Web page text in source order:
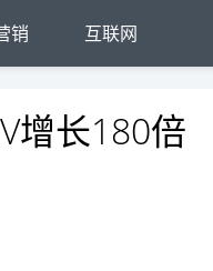
销 互联网
增长180倍